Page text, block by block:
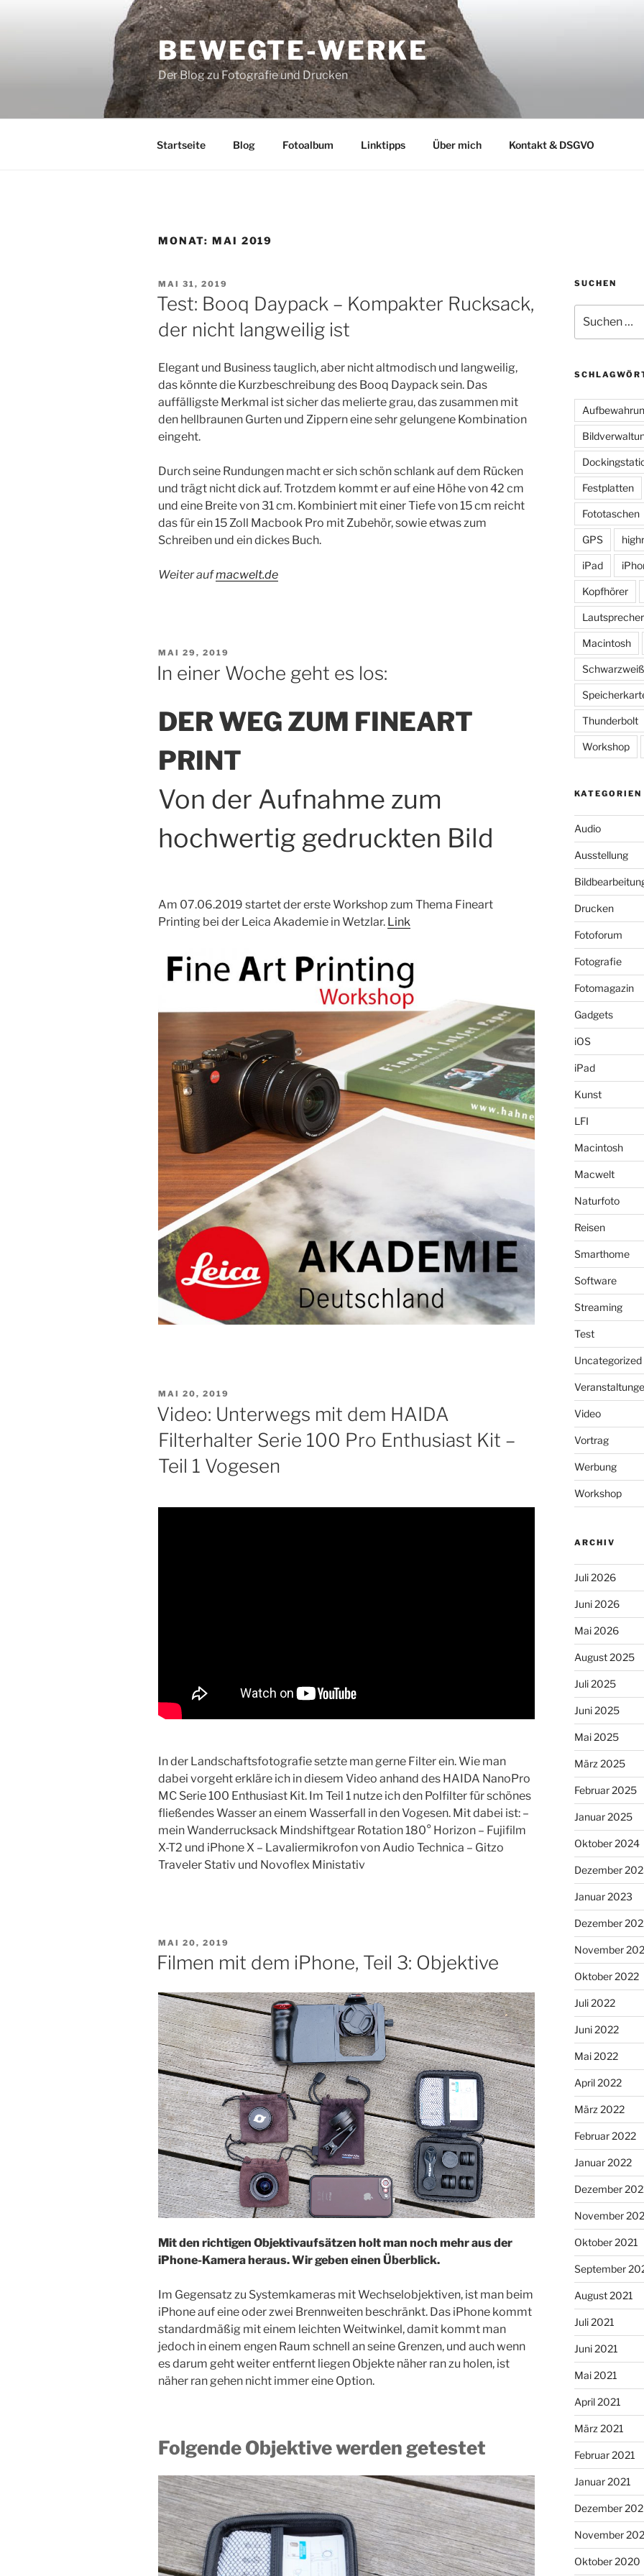
BEWEGTE-WERKE
Der Blog zu Fotografie und Drucken
Startseite Blog Fotoalbum Linktipps Über mich Kontakt & DSGVO
MONAT: MAI 2019
VERÖFFENTLICHT
AM
MAI 31, 2019
Test: Booq Daypack – Kompakter Rucksack,
der nicht langweilig ist
Elegant und Business tauglich, aber nicht altmodisch und langweilig,
das könnte die Kurzbeschreibung des Booq Daypack sein. Das
auffälligste Merkmal ist sicher das melierte grau, das zusammen mit
den hellbraunen Gurten und Zippern eine sehr gelungene Kombination
eingeht.
Durch seine Rundungen macht er sich schön schlank auf dem Rücken
und trägt nicht dick auf. Trotzdem kommt er auf eine Höhe von 42 cm
und eine Breite von 31 cm. Kombiniert mit einer Tiefe von 15 cm reicht
das für ein 15 Zoll Macbook Pro mit Zubehör, sowie etwas zum
Schreiben und ein dickes Buch.
Weiter aufmacwelt.de
VERÖFFENTLICHT
MAI 29, 2019
In einer Woche geht es los:
DER WEG ZUM FINEART
PRINT
Von der Aufnahme zum
hochwertig gedruckten Bild
Am 07.06.2019 startet der erste Workshop zum Thema Fineart
Printing bei der Leica Akademie in Wetzlar. Link
VERÖFFENTLICHT
AM
MAI 20, 2019
Video: Unterwegs mit dem HAIDA
Filterhalter Serie 100 Pro Enthusiast Kit –
Teil 1 Vogesen
In der Landschaftsfotografie setzte man gerne Filter ein. Wie man
dabei vorgeht erkläre ich in diesem Video anhand des HAIDA NanoPro
MC Serie 100 Enthusiast Kit. Im Teil 1 nutze ich den Polfilter für schönes
fließendes Wasser an einem Wasserfall in den Vogesen. Mit dabei ist: –
mein Wanderrucksack Mindshiftgear Rotation 180° Horizon – Fujifilm
X-T2 und iPhone X – Lavaliermikrofon von Audio Technica – Gitzo
Traveler Stativ und Novoflex Ministativ
VERÖFFENTLICHT
AM
MAI 20, 2019
Filmen mit dem iPhone, Teil 3: Objektive
Mit den richtigen Objektivaufsätzen holt man noch mehr aus der
iPhone-Kamera heraus. Wir geben einen Überblick.
Im Gegensatz zu Systemkameras mit Wechselobjektiven, ist man beim
iPhone auf eine oder zwei Brennweiten beschränkt. Das iPhone kommt
standardmäßig mit einem leichten Weitwinkel, damit kommt man
jedoch in einem engen Raum schnell an seine Grenzen, und auch wenn
es darum geht weiter entfernt liegen Objekte näher ran zu holen, ist
näher ran gehen nicht immer eine Option.
Folgende Objektive werden getestet
SUCHEN
nach:
Festplatten
Fototaschen
GPS
iPad
Kopfhörer
Lautsprecher
Macintosh
Schwarzweiß
Thunderbolt
Workshop
KATEGORIEN
Audio
Ausstellung
Drucken
Fotoforum
Fotografie
Fotomagazin
Gadgets
iOS
iPad
Kunst
LFI
Macintosh
Macwelt
Naturfoto
Reisen
Smarthome
Software
Streaming
Test
Uncategorized
Video
Vortrag
Werbung
Workshop
ARCHIV
Juli 2026
Juni 2026
Mai 2026
August 2025
Juli 2025
Juni 2025
Mai 2025
März 2025
Februar 2025
Januar 2025
Oktober 2024
Dezember
Januar 2023
Dezember
November
Oktober 2022
Juli 2022
Juni 2022
Mai 2022
April 2022
März 2022
Februar 2022
Januar 2022
Dezember
November
Oktober 2021
September
August 2021
Juli 2021
Juni 2021
Mai 2021
April 2021
März 2021
Februar 2021
Januar 2021
Dezember
November
Oktober 2020